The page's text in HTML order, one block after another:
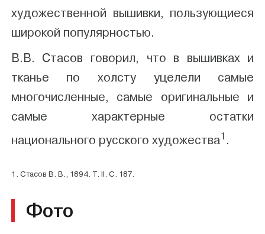
художественной вышивки, пользующиеся
широкой популярностью.
В.В. Стасов говорил, что в вышивках и
тканье по холсту уцелели самые
многочисленные, самые оригинальные и
самые характерные остатки
национального русского художества1 .
1. Стасов В. В., 1894. Т. II. С. 187.
Фото